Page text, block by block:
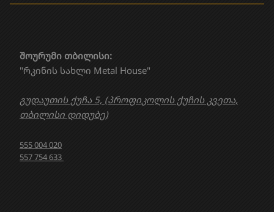
შოურუმი თბილისი:
"რკინის სახლი Metal House"
გუდაუთის ქუჩა 5, (პროფიკოლის ქუჩის კვეთა,
თბილისი დიდუბე)
555 004 020
557 754 633